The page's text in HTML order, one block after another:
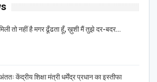
तो नहीं है मगर ढूँढता हूँ, ख़ुशी मैं तुझे दर-बदर…
केंद्रीय शिक्षा मंत्री धर्मेंद्र प्रधान का इस्तीफा